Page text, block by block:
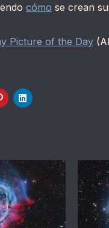
cómo se crean
Picture of the Day